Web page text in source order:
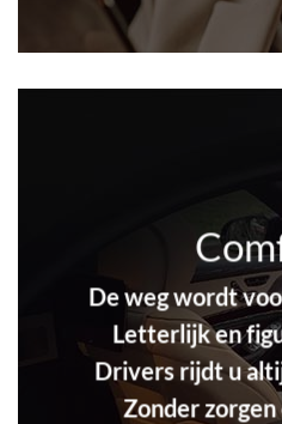
De weg wordt
Letterlijk en
Drivers rijdt u
Zonder